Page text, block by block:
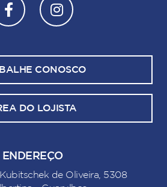
CONOSCO
DO LOJISTA
ENDEREÇO
de Oliveira, 5308